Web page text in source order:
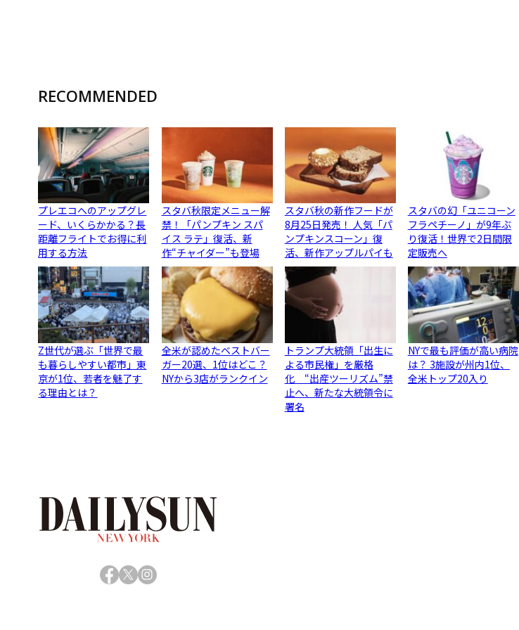
RECOMMENDED
プレエコへのアップグレ
ード、いくらかかる？長
距離フライトでお得に利
用する方法
スタバ秋限定メニュー解
禁！「パンプキン スパ
イス ラテ」復活、新
作“チャイダー”も登場
スタバ秋の新作フードが
8月25日発売！ 人気「パ
ンプキンスコーン」復
活、新作アップルパイも
スタバの幻「ユニコーン
フラペチーノ」が9年ぶ
り復活！世界で2日間限
定販売へ
Z世代が選ぶ「世界で最
も暮らしやすい都市」東
京が1位、若者を魅了す
る理由とは？
全米が認めたベストバー
ガー20選、1位はどこ？
NYから3店がランクイン
トランプ大統領「出生に
よる市民権」を厳格
化 “出産ツーリズム”禁
止へ、新たな大統領令に
署名
NYで最も評価が高い病院
は？ 3施設が州内1位、
全米トップ20入り
Facebook
X Instagram